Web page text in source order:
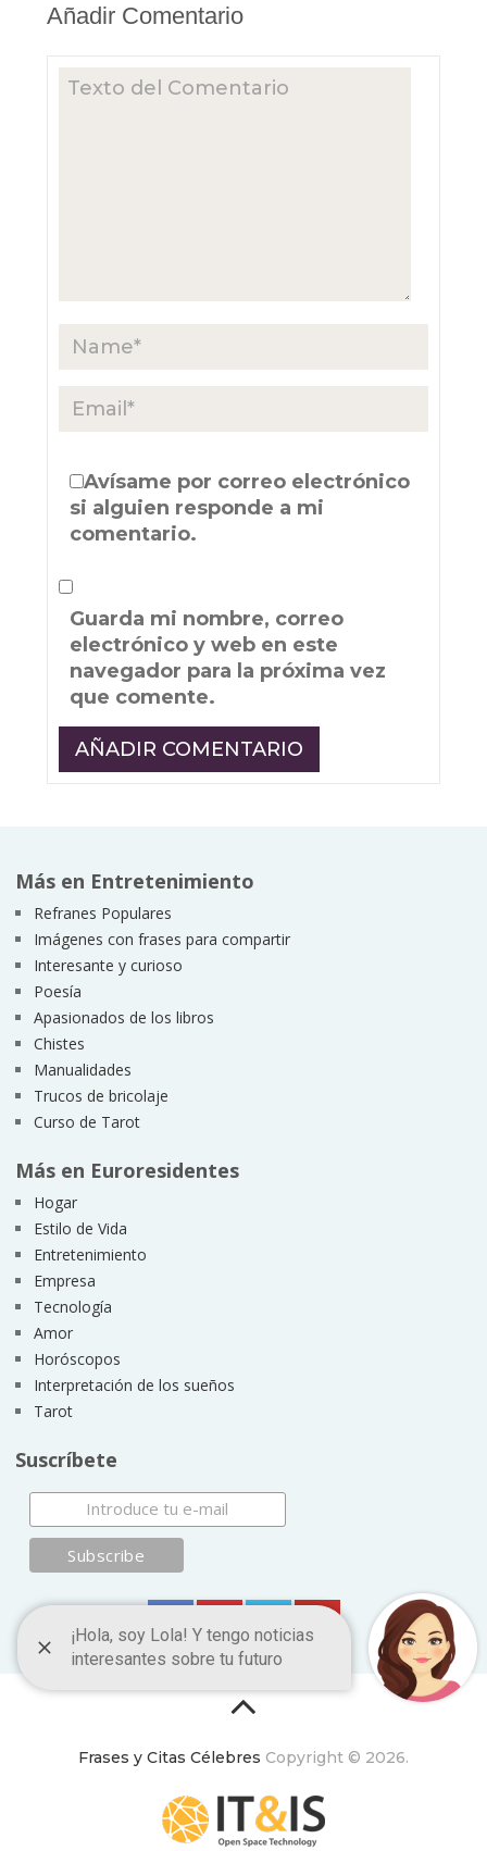
Añadir Comentario
Avísame por correo electrónico
si alguien responde a mi
comentario.
Guarda mi nombre, correo
electrónico y web en este
navegador para la próxima vez
que comente.
Más en Entretenimiento
Refranes Populares
Imágenes con frases para compartir
Interesante y curioso
Poesía
Apasionados de los libros
Chistes
Manualidades
Trucos de bricolaje
Curso de Tarot
Más en Euroresidentes
Hogar
Estilo de Vida
Entretenimiento
Empresa
Tecnología
Amor
Horóscopos
Interpretación de los sueños
Tarot
Suscríbete
Frases y Citas Célebres Copyright © 2026.